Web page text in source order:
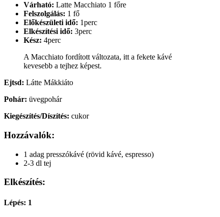
Várható: Latte Macchiato 1 főre
Felszolgálás: 1 fő
Előkészületi idő: 1perc
Elkészítési idő: 3perc
Kész: 4perc
A Macchiato fordított változata, itt a fekete kávé
kevesebb a tejhez képest.
Ejtsd: Látte Mákkiáto
Pohár: üvegpohár
Kiegészítés/Díszítés: cukor
Hozzávalók:
1 adag presszókávé (rövid kávé, espresso)
2-3 dl tej
Elkészítés:
Lépés: 1